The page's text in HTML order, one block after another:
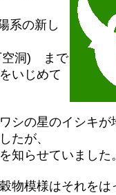
系の新し
空洞) まで
いじめて
シの星のイシキが
たが、
知らせていました。
物模様はそれをは